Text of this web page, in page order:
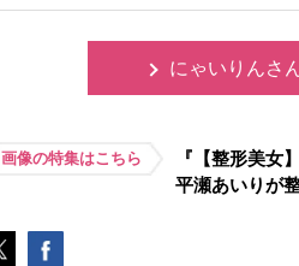
にゃいりんさ
画像の特集はこちら
『【整形美女
平瀬あいりが